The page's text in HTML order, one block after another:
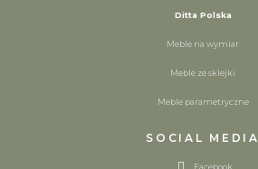
Ditta Polska
Meble na wymiar
Meble ze sklejki
Meble parametryczne
SOCIAL MEDIA
Facebook